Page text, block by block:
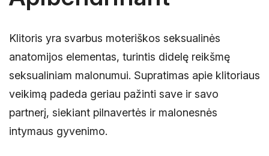
Klitoris yra svarbus moteriškos seksualinės
anatomijos elementas, turintis didelę reikšmę
seksualiniam malonumui. Supratimas apie klitoriaus
veikimą padeda geriau pažinti save ir savo
partnerį, siekiant pilnavertės ir malonesnės
intymaus gyvenimo.